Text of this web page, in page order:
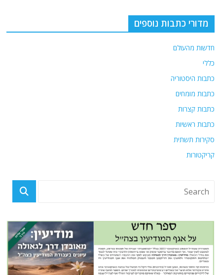
מדורי כתבות נוספים
חדשות מהעולם
כללי
כתבות היסטוריה
כתבות מומחים
כתבות קצרות
כתבות ראשיות
סקירות תשתית
קריקטורות